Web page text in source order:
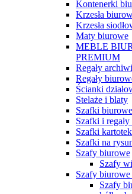
Kontenerki
Krzesła
Krzesła
Maty biurowe
MEBLE
PREMIUM
Regały
Regały
Ścianki
Stelaże i blaty
Szafki biurowe
Szafki i
Szafki
Szafki na
Szafy biurowe
Szafy
Szafy
Szafy